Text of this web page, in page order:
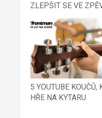
ZLEPŠIT SE VE
5 YOUTUBE KOUČŮ,
HŘE NA KYTARU